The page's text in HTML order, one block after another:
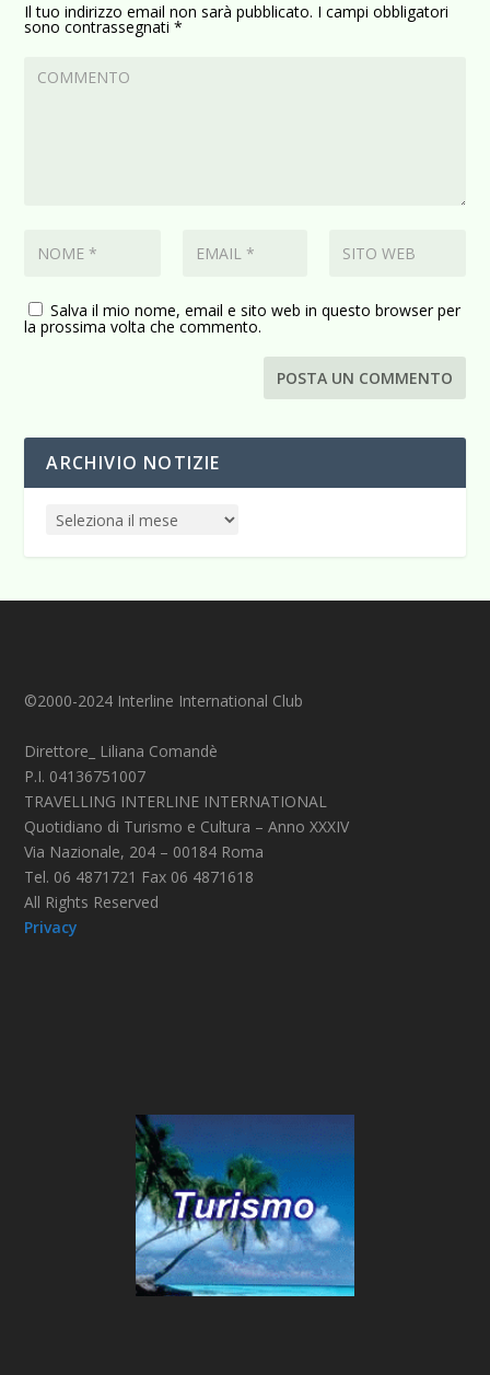
Il tuo indirizzo email non sarà pubblicato. I campi obbligatori
sono contrassegnati*
Salva il mio nome, email e sito web in questo browser per
la prossima volta che commento.
ARCHIVIO NOTIZIE
©2000-2024 Interline International Club
Direttore_ Liliana Comandè
P.I. 04136751007
TRAVELLING INTERLINE INTERNATIONAL
Quotidiano di Turismo e Cultura – Anno XXXIV
Via Nazionale, 204 – 00184 Roma
Tel. 06 4871721 Fax 06 4871618
All Rights Reserved
Privacy